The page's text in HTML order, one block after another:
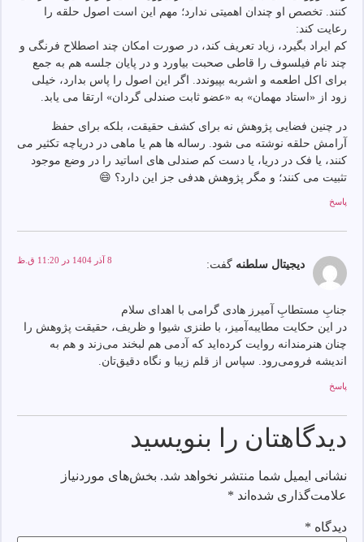
کنند. تخصص او چندان اهمیتی ندارد؛ مهم اين است اصول حلقه را
رعايت کند:
کم ايراد بگيرد، زياد تعريف کند، در صورت امکان چند اصطلاح فرنگی و
چند نام فيلسوف را قاطی صحبت بياورد و در پايان جلسه هم به جمع
برای اکل اطعمه و اشربه بپيوندد. اگر اين اصول را پاس بدارد، خيلی
زود از «استاد مهمان» به «عضو ثابت صندلی گردان» ارتقا می يابد.
در چنين فضايی پژوهش نه برای کشف حقيقت، بلکه برای حفظ
آرامش حلقه نوشته می شود. رساله ها هم يا ماهی در درياچه تکثير می
کنند، يا فک در دريا، يا دست کم صندلی های اساتيد را در وضع موجود
تثبيت می کنند؛ و مگر پژوهش هدفی جز اين دارد؟ 😄
پاسخ
دیجیتال سلطنه گفت: 8 آذر 1404 در 11:20 ق.ظ
جنابِ مستطابِ آمیرز هادی گرامی با اهدای سلام
در این حکایت مطایبه‌آمیز، با طنزی شیوا و ظریف، حقیقت پژوهش را
چنان هنرمندانه روایت کرده‌اید که آدمی هم لبخند می‌زند و هم به
اندیشه فرومی‌رود. سپاس از قلم زیبا و نگاه دقیق‌تان.
پاسخ
دیدگاهتان را بنویسید
نشانی ایمیل شما منتشر نخواهد شد. بخش‌های موردنیاز
علامت‌گذاری شده‌اند *
دیدگاه *